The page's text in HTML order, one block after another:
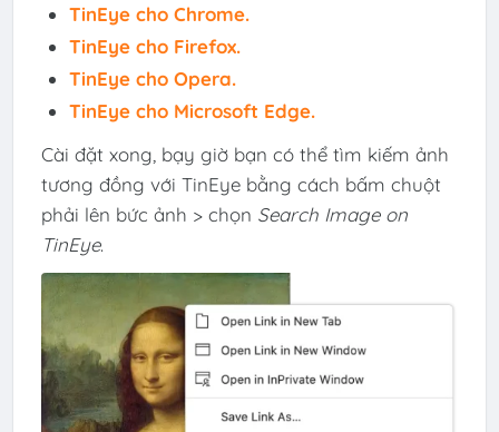
TinEye cho Chrome.
TinEye cho Firefox.
TinEye cho Opera.
TinEye cho Microsoft Edge.
Cài đặt xong, bạy giờ bạn có thể tìm kiếm ảnh
tương đồng với TinEye bằng cách bấm chuột
phải lên bức ảnh > chọn Search Image on
TinEye.